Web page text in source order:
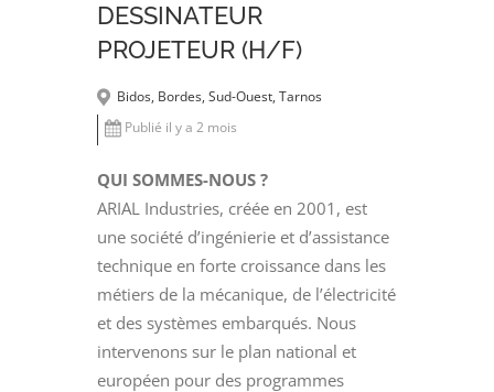
DESSINATEUR
PROJETEUR (H/F)
Bidos, Bordes, Sud-Ouest, Tarnos
Publié il y a 2 mois
QUI SOMMES-NOUS ?
ARIAL Industries, créée en 2001, est
une société d’ingénierie et d’assistance
technique en forte croissance dans les
métiers de la mécanique, de l’électricité
et des systèmes embarqués. Nous
intervenons sur le plan national et
européen pour des programmes